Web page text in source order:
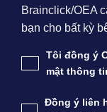
Brainclick/OEA
bạn cho bất kỳ
Tôi đồng ý
mật thông
Đồng ý liên